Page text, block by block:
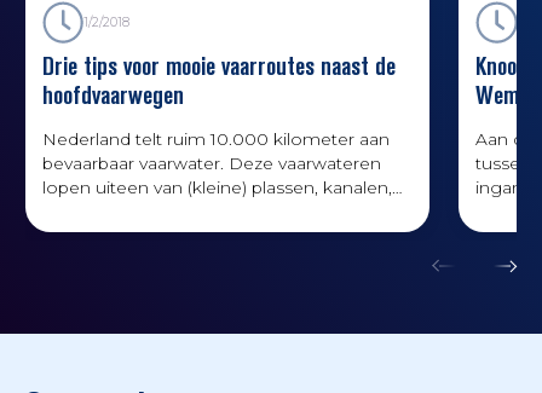
1/2/2018
Drie tips voor mooie vaarroutes naast de
hoofdvaarwegen
Nederland telt ruim 10.000 kilometer aan
bevaarbaar vaarwater. Deze vaarwateren
lopen uiteen van (kleine) plassen, kanalen,
ook grote beroepsvaart gebruik van maakt.
artikel lees je drie alternatieve vaarroutes
Aan de
tussen
ingang
richting